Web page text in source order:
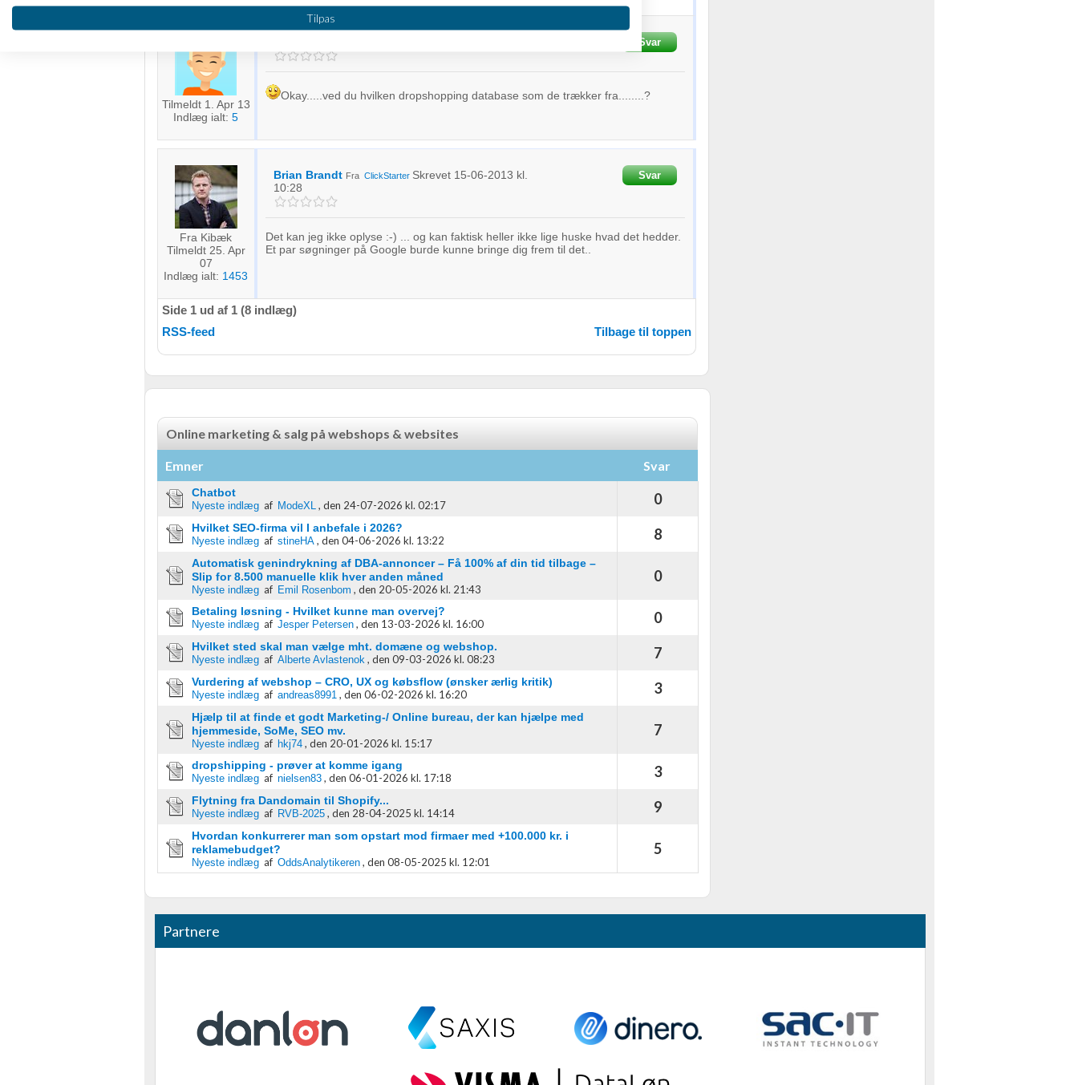
Tilmeldt 1. Apr 13
Indlæg ialt: 5
Svar
Okay.....ved du hvilken dropshopping database som de trækker fra........?
Fra Kibæk
Tilmeldt 25. Apr
07
Indlæg ialt: 1453
Brian Brandt Fra ClickStarter Skrevet 15-06-2013 kl.
10:28
Svar
Det kan jeg ikke oplyse :-) ... og kan faktisk heller ikke lige huske hvad det hedder.
Et par søgninger på Google burde kunne bringe dig frem til det..
Side 1 ud af 1 (8 indlæg)
RSS-feed
Tilbage til toppen
Online marketing & salg på webshops & websites
Emner Svar
Chatbot
Nyeste indlægaf ModeXL , den 24-07-2026 kl. 02:17 0
Hvilket SEO-firma vil I anbefale i 2026?
Nyeste indlægaf stineHA , den 04-06-2026 kl. 13:22 8
Automatisk genindrykning af DBA-annoncer – Få 100% af din tid tilbage –
Slip for 8.500 manuelle klik hver anden måned
Nyeste indlægaf Emil Rosenbom , den 20-05-2026 kl. 21:43
0
Betaling løsning - Hvilket kunne man overvej?
Nyeste indlægaf Jesper Petersen , den 13-03-2026 kl. 16:00 0
Hvilket sted skal man vælge mht. domæne og webshop.
Nyeste indlægaf Alberte Avlastenok , den 09-03-2026 kl. 08:23 7
Vurdering af webshop – CRO, UX og købsflow (ønsker ærlig kritik)
Nyeste indlægaf andreas8991 , den 06-02-2026 kl. 16:20 3
Hjælp til at finde et godt Marketing-/ Online bureau, der kan hjælpe med
hjemmeside, SoMe, SEO mv.
Nyeste indlægaf hkj74 , den 20-01-2026 kl. 15:17
7
dropshipping - prøver at komme igang
Nyeste indlægaf nielsen83 , den 06-01-2026 kl. 17:18 3
Flytning fra Dandomain til Shopify...
Nyeste indlægaf RVB-2025 , den 28-04-2025 kl. 14:14 9
Hvordan konkurrerer man som opstart mod firmaer med +100.000 kr. i
reklamebudget?
Nyeste indlægaf OddsAnalytikeren , den 08-05-2025 kl. 12:01
5
Partnere
Bruge profiler til at vælge tilpasset annoncering
Bruge profiler til at vælge tilpasset indhold
Måle annonceringseffektivitet
Måle indholdseffektivitet
Forstå målgrupper gennem statistikker eller kombinationer af oplysninger fra forskellige
Udvikle og forbedre tjenester
Bruge begrænsede oplysninger til at vælge indhold
Bruge præcise geografiske placeringsoplysninger
Identificere enheder baseret på aktivt anmodede oplysninger
Tilpas